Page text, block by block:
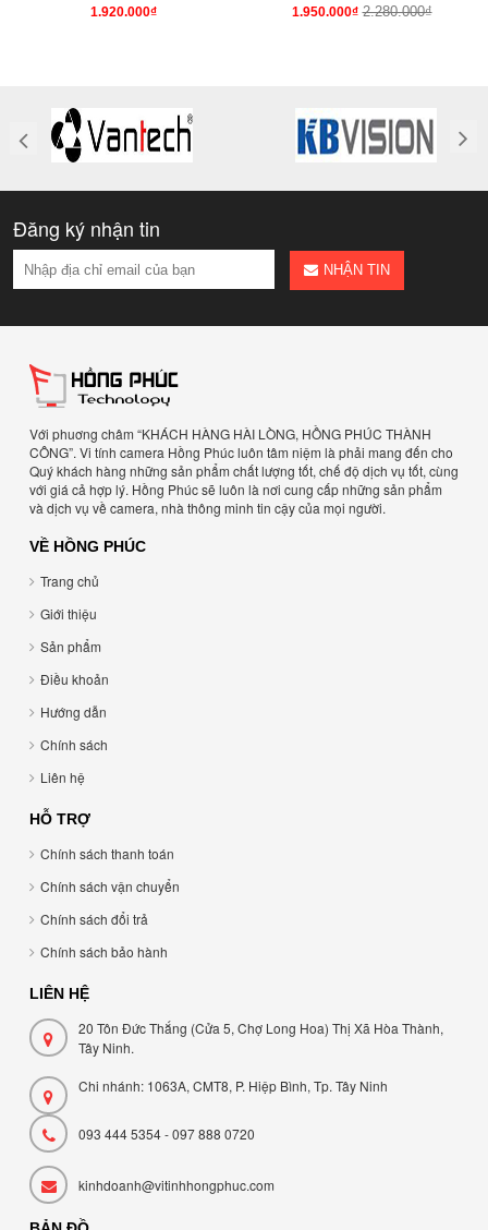
1.920.000₫ 1.950.000₫ 2.280.000₫
Đăng ký nhận tin
NHẬN TIN
Với phuơng châm “KHÁCH HÀNG HÀI LÒNG, HỒNG PHÚC THÀNH
CÔNG”. Vi tính camera Hồng Phúc luôn tâm niệm là phải mang đến cho
Quý khách hàng những sản phẩm chất lượng tốt, chế độ dịch vụ tốt, cùng
với giá cả hợp lý. Hồng Phúc sẽ luôn là nơi cung cấp những sản phẩm
và dịch vụ về camera, nhà thông minh tin cậy của mọi người.
VỀ HỒNG PHÚC
Trang chủ
Giới thiệu
Sản phẩm
Điều khoản
Hướng dẫn
Chính sách
Liên hệ
HỖ TRỢ
Chính sách thanh toán
Chính sách vận chuyển
Chính sách đổi trả
Chính sách bảo hành
LIÊN HỆ
20 Tôn Đức Thắng (Cửa 5, Chợ Long Hoa) Thị Xã Hòa Thành,
Tây Ninh.
Chi nhánh: 1063A, CMT8, P. Hiệp Bình, Tp. Tây Ninh
093 444 5354 - 097 888 0720
kinhdoanh@vitinhhongphuc.com